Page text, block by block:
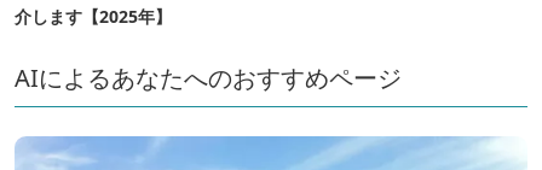
介します【2025年】
AIによるあなたへのおすすめページ